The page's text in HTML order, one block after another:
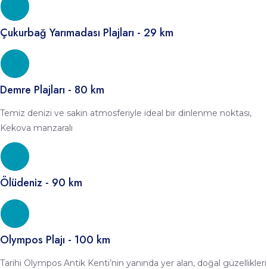
Çukurbağ Yarımadası Plajları - 29 km
Demre Plajları - 80 km
Temiz denizi ve sakin atmosferiyle ideal bir dinlenme noktası,
Kekova manzaralı
Ölüdeniz - 90 km
Olympos Plajı - 100 km
Tarihi Olympos Antik Kenti’nin yanında yer alan, doğal güzellikleri